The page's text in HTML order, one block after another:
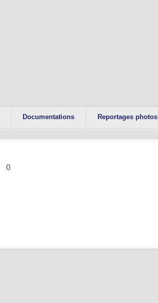
Documentations Reportages photos
0